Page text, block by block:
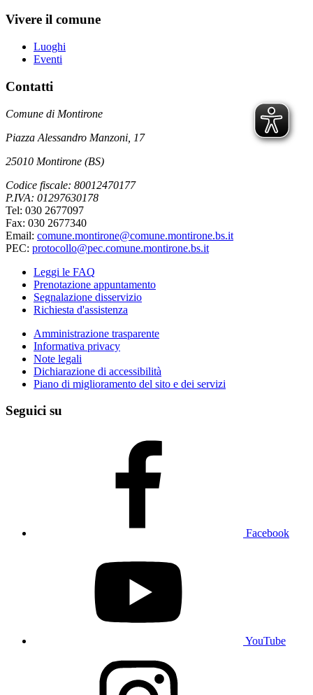
Vivere il comune
Luoghi
Eventi
Contatti
Comune di Montirone
Piazza Alessandro Manzoni, 17
25010 Montirone (BS)
Codice fiscale: 80012470177
P.IVA: 01297630178
Tel: 030 2677097
Fax: 030 2677340
Email: comune.montirone@comune.montirone.bs.it
PEC: protocollo@pec.comune.montirone.bs.it
Leggi le FAQ
Prenotazione appuntamento
Segnalazione disservizio
Richiesta d'assistenza
Amministrazione trasparente
Informativa privacy
Note legali
Dichiarazione di accessibilità
Piano di miglioramento del sito e dei servizi
Seguici su
Facebook
YouTube